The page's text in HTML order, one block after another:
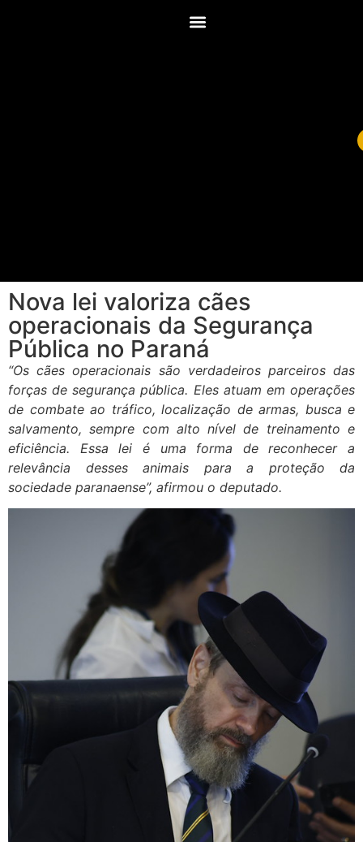
Nova lei valoriza cães
operacionais da Segurança
Pública no Paraná
“Os cães operacionais são verdadeiros parceiros das
forças de segurança pública. Eles atuam em operações
de combate ao tráfico, localização de armas, busca e
salvamento, sempre com alto nível de treinamento e
eficiência. Essa lei é uma forma de reconhecer a
relevância desses animais para a proteção da
sociedade paranaense”, afirmou o deputado.